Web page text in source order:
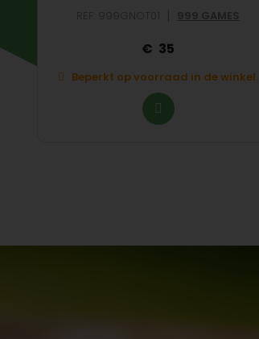
REF: 999GNOT01 | 999 GAMES
35
Beperkt op voorraad in de winkel.